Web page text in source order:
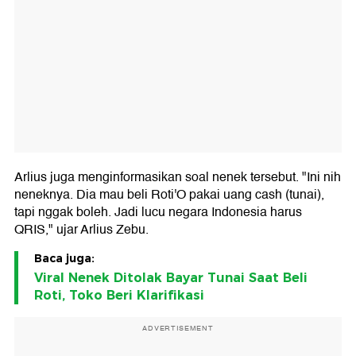
Arlius juga menginformasikan soal nenek tersebut. "Ini nih
neneknya. Dia mau beli Roti'O pakai uang cash (tunai),
tapi nggak boleh. Jadi lucu negara Indonesia harus
QRIS," ujar Arlius Zebu.
Baca juga:
Viral Nenek Ditolak Bayar Tunai Saat Beli
Roti, Toko Beri Klarifikasi
ADVERTISEMENT